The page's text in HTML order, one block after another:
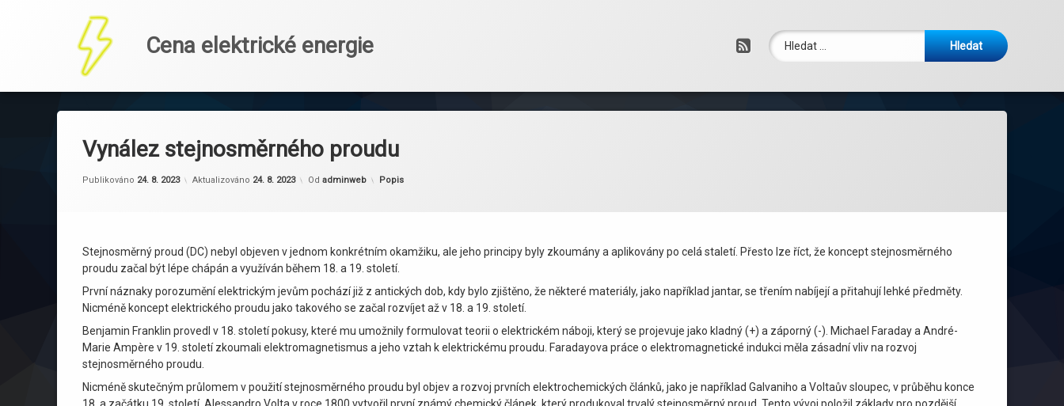
Cena elektrické energie RSSVyhledávání
Vynález stejnosměrného proudu
Publikováno 24. 8. 2023 Aktualizováno 24. 8. 2023 Od adminweb Kategorie:
Popis
Stejnosměrný proud (DC) nebyl objeven v jednom konkrétním okamžiku, ale jeho principy byly zkoumány a aplikovány po celá staletí. Přesto lze říct, že koncept stejnosměrného
proudu začal být lépe chápán a využíván během 18. a 19. století.
První náznaky porozumění elektrickým jevům pochází již z antických dob, kdy bylo zjištěno, že některé materiály, jako například jantar, se třením nabíjejí a přitahují lehké předměty.
Nicméně koncept elektrického proudu jako takového se začal rozvíjet až v 18. a 19. století.
Benjamin Franklin provedl v 18. století pokusy, které mu umožnily formulovat teorii o elektrickém náboji, který se projevuje jako kladný (+) a záporný (-). Michael Faraday a André-
Marie Ampère v 19. století zkoumali elektromagnetismus a jeho vztah k elektrickému proudu. Faradayova práce o elektromagnetické indukci měla zásadní vliv na rozvoj
stejnosměrného proudu.
Nicméně skutečným průlomem v použití stejnosměrného proudu byl objev a rozvoj prvních elektrochemických článků, jako je například Galvaniho a Voltaův sloupec, v průběhu konce